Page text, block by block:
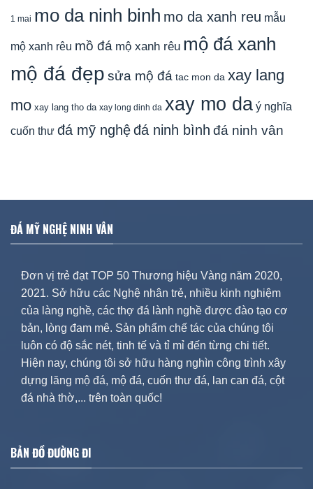
1 mai mo da ninh binh mo da xanh reu mẫu
mộ xanh rêu mồ đá mộ xanh rêu mộ đá xanh
mộ đá đẹp sửa mộ đá tac mon da xay lang
mo xay lang tho da xay long dinh da xay mo da ý nghĩa
cuốn thư đá mỹ nghệđá ninh bình đá ninh vân
ĐÁ MỸ NGHỆ NINH VÂN
Đơn vị trẻ đạt TOP 50 Thương hiệu Vàng năm 2020,
2021. Sở hữu các Nghệ nhân trẻ, nhiều kinh nghiệm
của làng nghề, các thợ đá lành nghề được đào tạo cơ
bản, lòng đam mê. Sản phẩm chế tác của chúng tôi
luôn có độ sắc nét, tinh tế và tỉ mỉ đến từng chi tiết.
Hiện nay, chúng tôi sở hữu hàng nghìn công trình xây
dựng lăng mộ đá, mộ đá, cuốn thư đá, lan can đá, cột
đá nhà thờ,... trên toàn quốc!
BẢN ĐỒ ĐƯỜNG ĐI